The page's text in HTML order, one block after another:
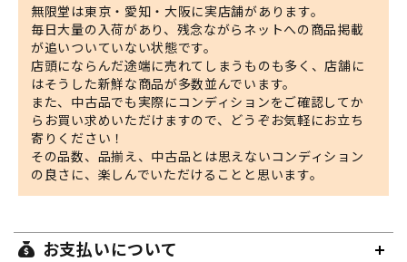
無限堂は東京・愛知・大阪に実店舗があります。
毎日大量の入荷があり、残念ながらネットへの商品掲載
が追いついていない状態です。
店頭にならんだ途端に売れてしまうものも多く、店舗に
はそうした新鮮な商品が多数並んでいます。
また、中古品でも実際にコンディションをご確認してか
らお買い求めいただけますので、どうぞお気軽にお立ち
寄りください！
その品数、品揃え、中古品とは思えないコンディション
の良さに、楽しんでいただけることと思います。
お支払いについて